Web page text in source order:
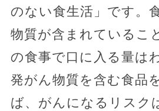
のない食生活」です。
物質が含まれているこ
の食事で口に入る量は
発がん物質を含む食品
ば、がんになるリスク